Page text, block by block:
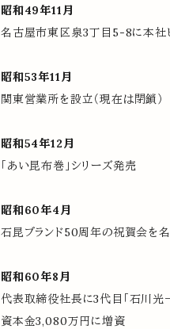
昭和49年11月
名古屋市東区泉3丁目5-8に本社
昭和53年11月
関東営業所を設立（現在は閉鎖）
昭和54年12月
「あい昆布巻」シリーズ発売
昭和60年4月
石昆ブランド50周年の祝賀会を
昭和60年8月
代表取締役社長に3代目「石川光
資本金3,080万円に増資